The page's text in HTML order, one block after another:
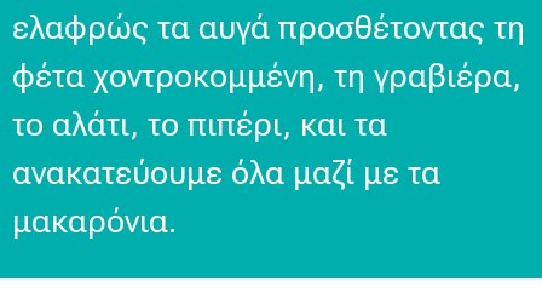
ελαφρώς τα αυγά προσθέτοντας τη
φέτα χοντροκομμένη, τη γραβιέρα,
το αλάτι, το πιπέρι, και τα
ανακατεύουμε όλα μαζί με τα
μακαρόνια.